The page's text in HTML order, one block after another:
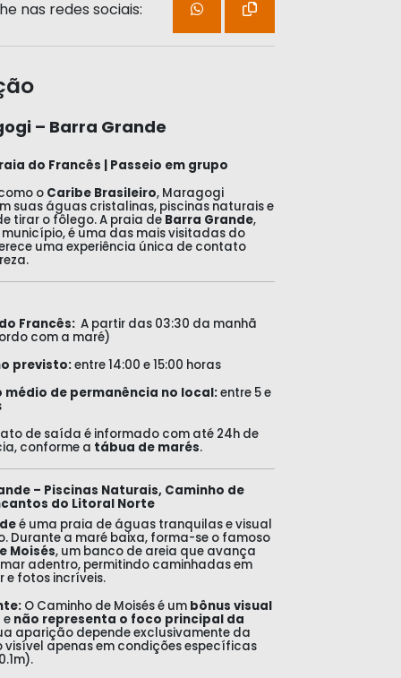
nas redes sociais:
– Barra Grande
do Francês | Passeio em grupo
o Caribe Brasileiro, Maragogi
suas águas cristalinas, piscinas naturais e
tirar o fôlego. A praia de Barra Grande,
é uma das mais visitadas do
uma experiência única de contato
Francês: A partir das 03:30 da manhã
com a maré)
previsto:entre 14:00 e 15:00 horas
médio de permanência no local:entre 5 e
de saída é informado com até 24h de
conforme a tábua de marés.
– Piscinas Naturais, Caminho de
do Litoral Norte
é uma praia de águas tranquilas e visual
Durante a maré baixa, forma-se o famoso
Moisés, um banco de areia que avança
adentro, permitindo caminhadas em
e fotos incríveis.
O Caminho de Moisés é um bônus visual
e não representa o foco principal da
aparição depende exclusivamente da
visível apenas em condições específicas